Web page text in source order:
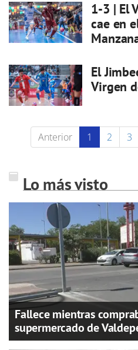
1-3 | El
cae en
El
Virgen
Anterior 1 2 3
Lo más visto
Fallece mientras
supermercado de